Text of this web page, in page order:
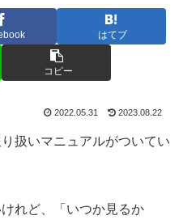
はてブ
コピー
2022.05.31 2023.08.22
扱いマニュアルがついてい
れど、「いつか見るか